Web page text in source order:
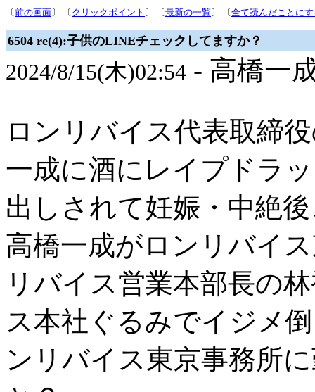
〔前の画面〕 〔 クリックポイント 〕 〔最新の一覧 〕 〔全て読んだことに
6504 re(4):子供のLINEチェックしてますか？
2024/8/15(木)02:54 - 高橋一
ロンリバイス代表取締
一成に酒にレイプドラ
出しされて妊娠・中絶
高橋一成がロンリバイ
リバイス営業本部長の
ス本社ぐるみでイジメ
ンリバイス東京事務所